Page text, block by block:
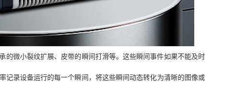
的微小裂纹扩展、皮带的瞬间打滑等。这些瞬间事件如果不能及时
记录设备运行的每一个瞬间，将这些瞬间动态转化为清晰的图像或